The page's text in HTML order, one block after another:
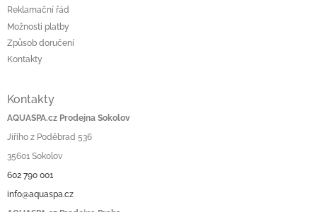
Reklamační řád
Možnosti platby
Způsob doručení
Kontakty
Kontakty
AQUASPA.cz Prodejna Sokolov
Jiřího z Poděbrad 536
35601 Sokolov
602 790 001
info@aquaspa.cz